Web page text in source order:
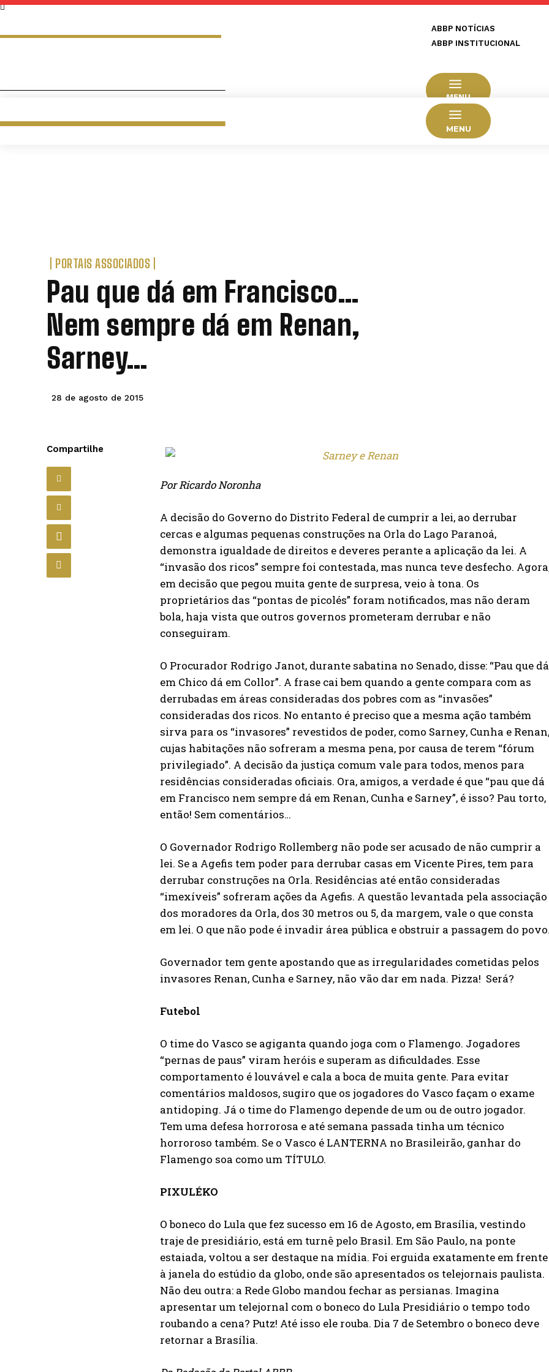
ABBP NOTÍCIAS
ABBP INSTITUCIONAL
MENU
HOME
MENU
PORTAIS ASSOCIADOS
Pau que dá em Francisco…
Nem sempre dá em Renan,
Sarney…
28 de agosto de 2015
Compartilhe
Por Ricardo Noronha
A decisão do Governo do Distrito Federal de cumprir a lei, ao derrubar
cercas e algumas pequenas construções na Orla do Lago Paranoá,
demonstra igualdade de direitos e deveres perante a aplicação da lei. A
“invasão dos ricos” sempre foi contestada, mas nunca teve desfecho.
em decisão que pegou muita gente de surpresa, veio à tona. Os
proprietários das “pontas de picolés” foram notificados, mas não deram
bola, haja vista que outros governos prometeram derrubar e não
conseguiram.
O Procurador Rodrigo Janot, durante sabatina no Senado, disse: “Pau que dá
em Chico dá em Collor”. A frase cai bem quando a gente compara com as
derrubadas em áreas consideradas dos pobres com as “invasões”
consideradas dos ricos. No entanto é preciso que a mesma ação também
sirva para os “invasores” revestidos de poder, como Sarney, Cunha e Renan,
cujas habitações não sofreram a mesma pena, por causa de terem “fórum
privilegiado”. A decisão da justiça comum vale para todos, menos para
residências consideradas oficiais. Ora, amigos, a verdade é que “pau que dá
em Francisco nem sempre dá em Renan, Cunha e Sarney”, é isso? Pau torto,
então! Sem comentários…
O Governador Rodrigo Rollemberg não pode ser acusado de não cumprir a
lei. Se a Agefis tem poder para derrubar casas em Vicente Pires, tem para
derrubar construções na Orla. Residências até então consideradas
“imexíveis” sofreram ações da Agefis. A questão levantada pela associação
dos moradores da Orla, dos 30 metros ou 5, da margem, vale o que consta
em lei. O que não pode é invadir área pública e obstruir a passagem do povo.
Governador tem gente apostando que as irregularidades cometidas pelos
invasores Renan, Cunha e Sarney, não vão dar em nada. Pizza! Será?
Futebol
O time do Vasco se agiganta quando joga com o Flamengo. Jogadores
“pernas de paus” viram heróis e superam as dificuldades. Esse
comportamento é louvável e cala a boca de muita gente. Para evitar
comentários maldosos, sugiro que os jogadores do Vasco façam o exame
antidoping. Já o time do Flamengo depende de um ou de outro jogador.
Tem uma defesa horrorosa e até semana passada tinha um técnico
horroroso também. Se o Vasco é LANTERNA no Brasileirão, ganhar do
Flamengo soa como um TÍTULO.
PIXULÉKO
O boneco do Lula que fez sucesso em 16 de Agosto, em Brasília, vestindo
traje de presidiário, está em turnê pelo Brasil. Em São Paulo, na ponte
estaiada, voltou a ser destaque na mídia. Foi erguida exatamente em frente
à janela do estúdio da globo, onde são apresentados os telejornais paulista.
Não deu outra: a Rede Globo mandou fechar as persianas. Imagina
apresentar um telejornal com o boneco do Lula Presidiário o tempo todo
roubando a cena? Putz! Até isso ele rouba. Dia 7 de Setembro o boneco deve
retornar a Brasília.